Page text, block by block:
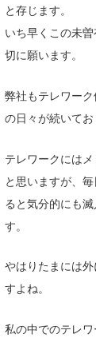
と存じます。
いち早くこの未
切に願います。
弊社もテレワー
の日々が続いてお
テレワークには
と思いますが、
ると気分的にも
す。
やはりたまには
すよね。
私の中でのテレ
ライター/寄稿メ
mitsuteru
Yoshiyuki
CBA Films
WAVAL
波伝説アン
中浦“JET”章
嵯峨明日香
田原啓江
☆加藤
+☆maki☆+
chan-U
波伝説